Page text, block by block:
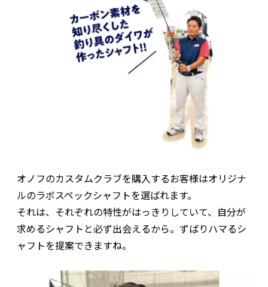
オノフのカスタムクラブを購入するお客様はオリジナ
ルのラボスペックシャフトを選ばれます。
それは、それぞれの特性がはっきりしていて、自分が
求めるシャフトと必ず出会えるから。ずばりハマるシ
ャフトを提案できますね。